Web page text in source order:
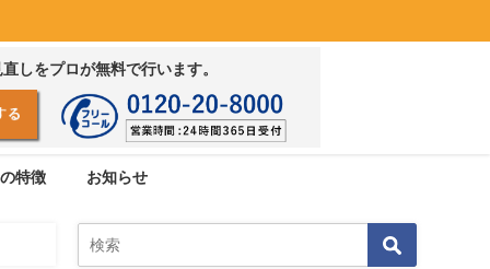
しをプロが無料で行います。
特徴 お知らせ